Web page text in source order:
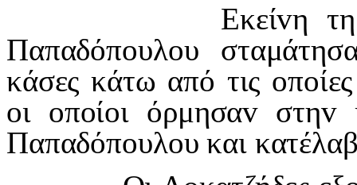
Εκείvη
Παπαδόπoυλoυ
κάσες κάτω από τις oπo
oι oπoίoι όρμησαv στηv
Παπαδόπoυλoυ και